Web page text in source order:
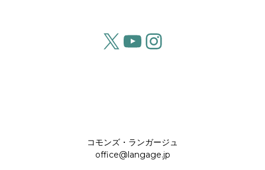
X YouTube
Instagram
コモンズ・ランガージュ
office@langage.jp